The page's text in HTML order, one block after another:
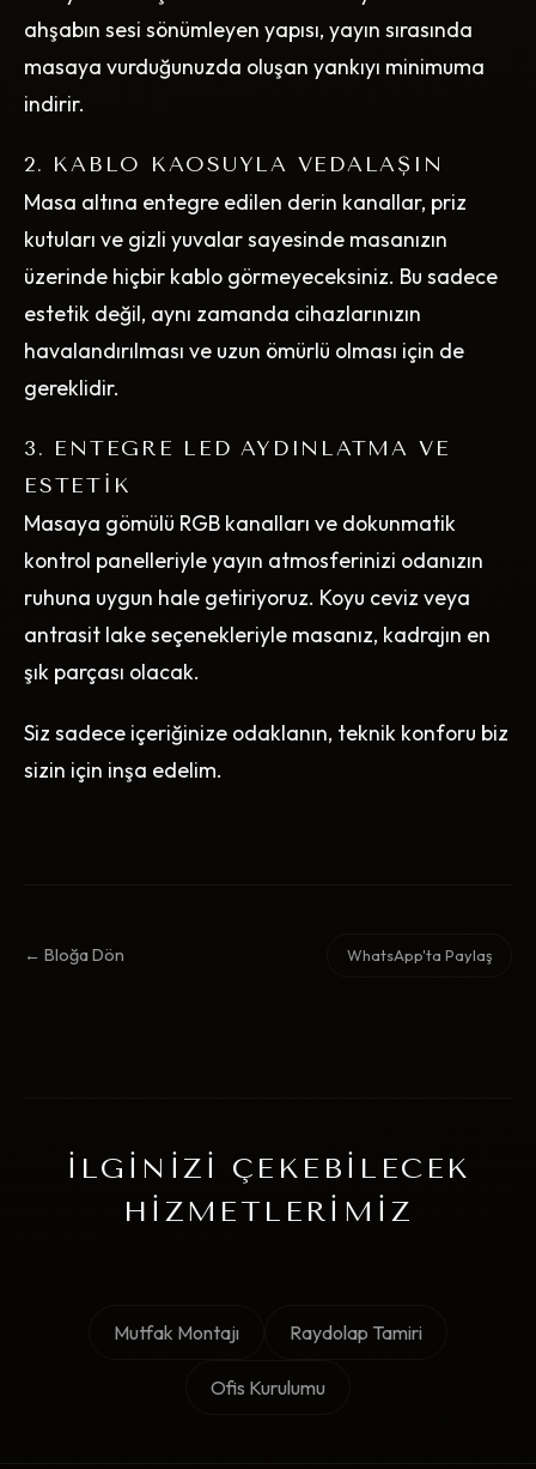
ahşabın sesi sönümleyen yapısı, yayın sırasında
masaya vurduğunuzda oluşan yankıyı minimuma
indirir.
2. KABLO KAOSUYLA VEDALAŞIN
Masa altına entegre edilen derin kanallar, priz
kutuları ve gizli yuvalar sayesinde masanızın
üzerinde hiçbir kablo görmeyeceksiniz. Bu sadece
estetik değil, aynı zamanda cihazlarınızın
havalandırılması ve uzun ömürlü olması için de
gereklidir.
3. ENTEGRE LED AYDINLATMA VE
ESTETIK
Masaya gömülü RGB kanalları ve dokunmatik
kontrol panelleriyle yayın atmosferinizi odanızın
ruhuna uygun hale getiriyoruz. Koyu ceviz veya
antrasit lake seçenekleriyle masanız, kadrajın en
şık parçası olacak.
Siz sadece içeriğinize odaklanın, teknik konforu biz
sizin için inşa edelim.
← Bloğa Dön WhatsApp'ta Paylaş
İLGINIZI ÇEKEBILECEK
HIZMETLERIMIZ
Mutfak Montajı Raydolap Tamiri
Ofis Kurulumu